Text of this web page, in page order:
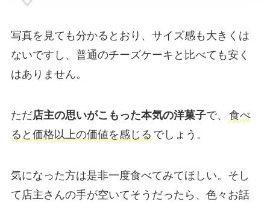
写真を見ても分かるとおり、サイズ感も大きくは
ないですし、普通のチーズケーキと比べても安く
はありません。
ただ店主の思いがこもった本気の洋菓子で、
食べ
ると価格以上の価値を感じる でしょう。
気になった方は是非一度食べてみてほしい。そし
て店主さんの手が空いてそうだったら、色々お話